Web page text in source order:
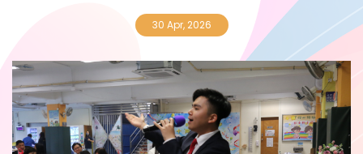
30 Apr, 2026